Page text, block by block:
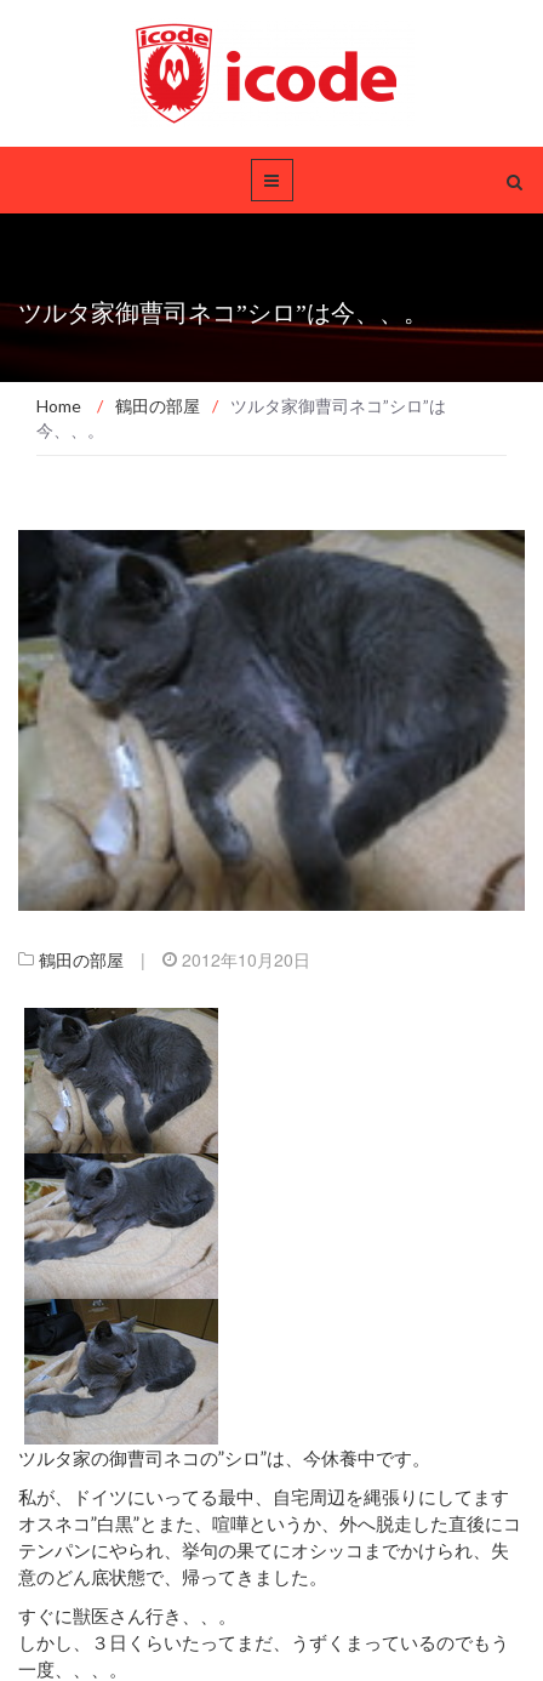
ツルタ家御曹司ネコ”シロ”は今、、。
Home / 鶴田の部屋 /
ツルタ家御曹司ネコ”シロ”は
今、、。
鶴田の部屋 | 2012年10月20日
ツルタ家の御曹司ネコの”シロ”は、今休養中です。
私が、ドイツにいってる最中、自宅周辺を縄張りにしてます
オスネコ”白黒”とまた、喧嘩というか、外へ脱走した直後にコ
テンパンにやられ、挙句の果てにオシッコまでかけられ、失
意のどん底状態で、帰ってきました。
すぐに獣医さん行き、、。
しかし、３日くらいたってまだ、うずくまっているのでもう
一度、、、。